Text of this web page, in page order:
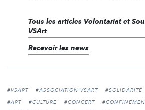
Tous les articles Volontariat et
VSArt
Recevoir les news
#VSART #ASSOCIATION VSART #SOLIDARITÉ
#ART
#CULTURE #CONCERT